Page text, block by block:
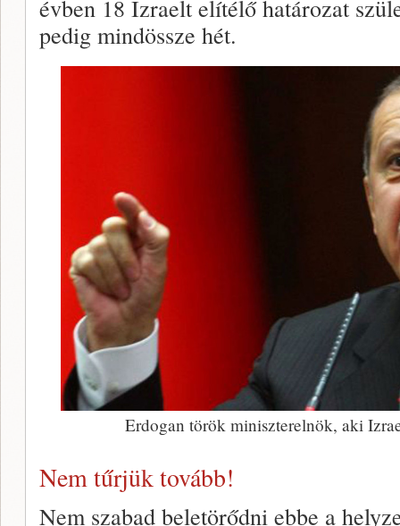
évben 18 Izraelt elítélő határozat
pedig mindössze hét.
Erdogan török miniszterelnök, aki
Nem tűrjük tovább!
Nem szabad beletörődni ebbe a